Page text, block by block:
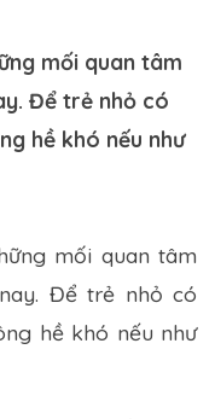
mối quan tâm
Để trẻ nhỏ có
hề khó nếu như
mối quan tâm
Để trẻ nhỏ có
hề khó nếu như